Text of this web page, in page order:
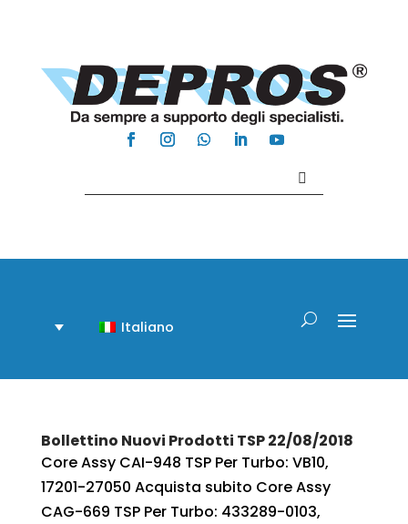
Italiano
Bollettino Nuovi Prodotti TSP 22/08/2018
Core Assy CAI-948 TSP Per Turbo: VB10,
17201-27050 Acquista subito Core Assy
CAG-669 TSP Per Turbo: 433289-0103,